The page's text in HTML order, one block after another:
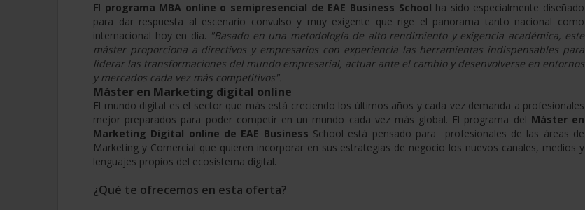
El programa MBA online o semipresencial de EAE Business School ha sido especialmente diseñado
para dar respuesta al escenario convulso y muy exigente que rige el panorama tanto nacional como
internacional hoy en día. "Basado en una metodología de alto rendimiento y exigencia académica, este
máster proporciona a directivos y empresarios con experiencia las herramientas indispensables para
liderar las transformaciones del mundo empresarial, actuar ante el cambio y desenvolverse en entornos
y mercados cada vez más competitivos".
Máster en Marketing digital online
El mundo digital es el sector que más está creciendo los últimos años y cada vez demanda a profesionales
mejor preparados para poder competir en un mundo cada vez más global. El programa del Máster en
Marketing Digital online de EAE Business School está pensado para profesionales de las áreas de
Marketing y Comercial que quieren incorporar en sus estrategias de negocio los nuevos canales, medios y
lenguajes propios del ecosistema digital.
¿Qué te ofrecemos en esta oferta?